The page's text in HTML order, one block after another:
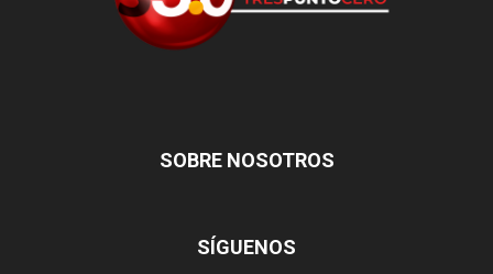
SOBRE NOSOTROS
SÍGUENOS